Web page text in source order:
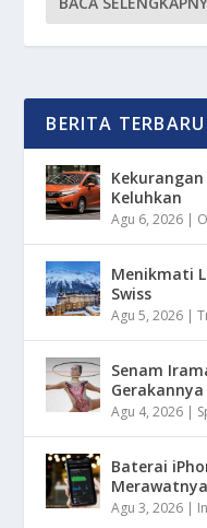
BERITA TERBARU
Kekurangan
Keluhkan
Agu 6, 2026 |
Menikmati
Swiss
Agu 5, 2026 |
Senam
Gerakannya
Agu 4, 2026 |
Baterai
Merawatnya
Agu 3, 2026 |